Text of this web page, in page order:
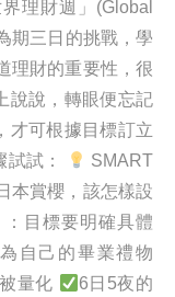
理財週」(Global
期三日的挑戰，學
理財的重要性，很
說說，轉眼便忘記
才可根據目標訂立
試試：
SMART
本賞櫻，該怎樣設
目標要明確具體
自己的畢業禮物
量化
6日5夜的